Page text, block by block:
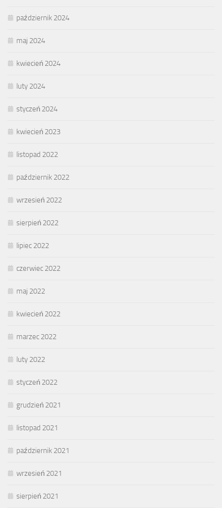
październik 2024
maj 2024
kwiecień 2024
luty 2024
styczeń 2024
kwiecień 2023
listopad 2022
październik 2022
wrzesień 2022
sierpień 2022
lipiec 2022
czerwiec 2022
maj 2022
kwiecień 2022
marzec 2022
luty 2022
styczeń 2022
grudzień 2021
listopad 2021
październik 2021
wrzesień 2021
sierpień 2021